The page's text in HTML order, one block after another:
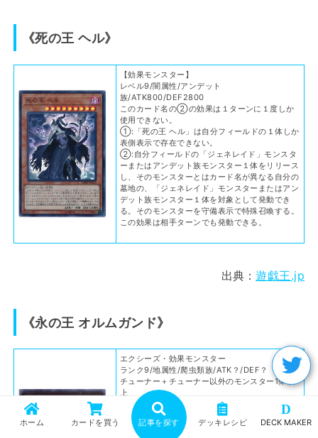
《死の王 ヘル》
【効果モンスター】
レベル9/闇属性/アンデット
族/ATK800/DEF2800
このカード名の②の効果は１ターンに１度しか
使用できない。
①:「死の王 ヘル」は自分フィールドの１体しか
表側表示で存在できない。
②:自分フィールドの「ジェネレイド」モンスタ
ーまたはアンデット族モンスター１体をリリース
し、そのモンスターとはカード名が異なる自分の
墓地の、「ジェネレイド」モンスターまたはアン
デット族モンスター１体を対象として発動でき
る。そのモンスターを守備表示で特殊召喚する。
この効果は相手ターンでも発動できる。
出典：遊戯王.jp
《永の王 オルムガンド》
エクシーズ・効果モンスター
ランク9/地属性/爬虫類族/ATK？/DEF？
チューナー＋チューナー以外のモンスター1体以
上
レベル9モンスター×2体以上
このカード名の③の効果は1ターンに1度しか使
用できない。
ホーム カードを買う 記事を探す デッキレシピ
D
DECK MAKER